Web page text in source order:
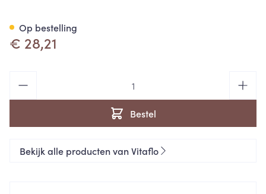
€ 28,21
Bestel
Op bestelling
Bekijk alle producten van Vitaflo